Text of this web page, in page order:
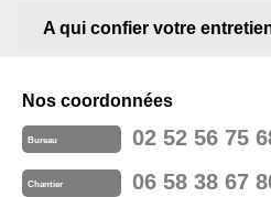
A qui confier votre
Nos coordonnées
Bureau 02 52 56 75
Chantier 06 58 38 67